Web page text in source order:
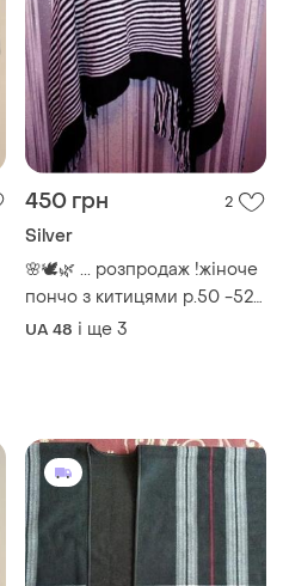
450 грн 2
Silver
🌸🕊️🌿 ... розпродаж !жіноче
пончо з китицями р.50 -52
принт у смужку silverswan...
UA 48 і ще 3